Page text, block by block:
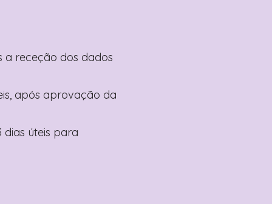
a receção dos dados
após aprovação da
dias úteis para